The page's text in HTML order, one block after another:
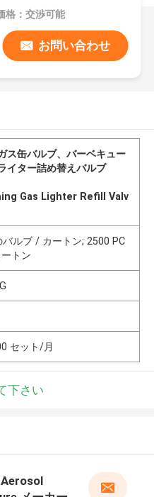
格：交渉可能
お問い合わせ
ス缶バルブ、バーベキュー
イター詰め替えバルブ
Gas Lighter Refill Valv
バルブ / カートン; 2500 PC
トン
セット/月
下さい